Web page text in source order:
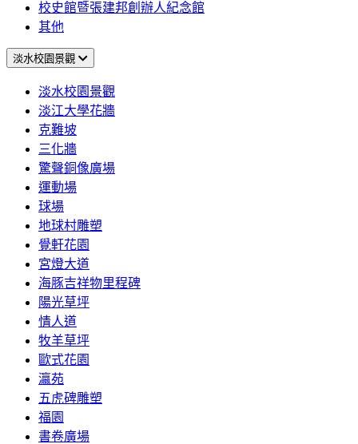
校史館暨張建邦創辦人紀念館
其他
淡水校園景觀
淡水校園景觀
淡江大學花牆
克難坡
三化牆
驚聲銅像廣場
運動場
球場
地球村雕塑
覺軒花園
宮燈大道
海豚吉祥物里程碑
陽光草坪
情人道
牧羊草坪
歐式花園
瀛苑
五虎碑雕塑
福園
書卷廣場